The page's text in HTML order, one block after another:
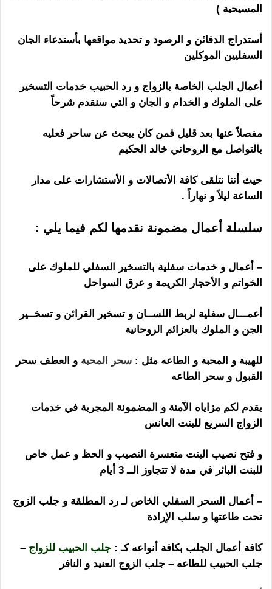
المسيحية )
أستدراج الدفائن و الرصود و تحديد مواقعها بأستدعاء الجان
السفليين الموكلين
أعمال الجلب الخاصة بالزواج و رد الحبيب خدمات التسخير
على الملوك و الخدام و الجان و التي سنقدم شرحاً
مفصلاً عنها بعد قليل فمن كان يبحث عن ساحر فعليه
بالتواصل مع الروحاني خالد الحكيم
حيث أننا نتلقى كافة الأتصالات و الأستشارات على مدار
الساعة ليلاً و نهاراً .
سلسلة أعمال مضمونة نقدمها لكم فيما يلي :
– أعمال و خدمات سفلية بالتسخير السفلي للملوك على
الخواتم و الأحجار الكريمة و عرق السواحل
أعمـــال سفلية لربط اللســان و تسخير القرائن و تسخــير
الجن و الملوك بالعزائم الروحانية
للهيبة و المحبة و الطاعه مثل : سحر المحبة و العطف سحر
القبول و سحر الطاعه
يقدم لكم مزاياه الآمنة و المضمونة المجربة في خدمات
الزواج السريع للبنت العانس
و فتح نصيب البنت متعسرة النصيب و الحظ و عمل خاص
للبنت البائر في مدة لا تتجاوز الــ 3 أيام
– أعمال السحر السفلي الخاص لـ رد المطلقة و جلب الزوج
تحت طاعتها و سلب الإرادة
كافة أعمال الجلب بكافة أنواعه كـ : جلب الحبيب للزواج –
جلب الحبيب للطاعه – جلب الزوج العنيد و النافر